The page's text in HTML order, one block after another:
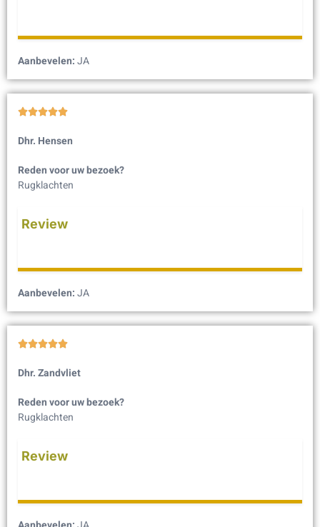
Aanbevelen:JA

Dhr. Hensen
Reden voor uw bezoek?
Rugklachten
Review
Aanbevelen:JA

Dhr. Zandvliet
Reden voor uw bezoek?
Rugklachten
Review